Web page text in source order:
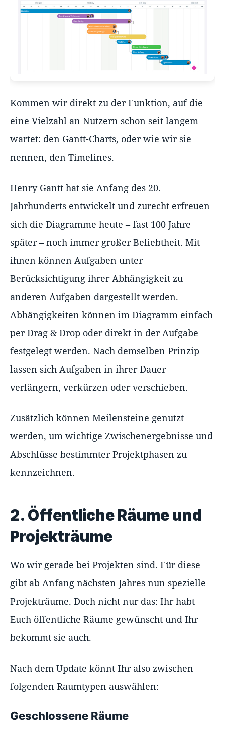
Kommen wir direkt zu der Funktion, auf die
eine Vielzahl an Nutzern schon seit langem
wartet: den Gantt-Charts, oder wie wir sie
nennen, den Timelines.
Henry Gantt hat sie Anfang des 20.
Jahrhunderts entwickelt und zurecht erfreuen
sich die Diagramme heute – fast 100 Jahre
später – noch immer großer Beliebtheit. Mit
ihnen können Aufgaben unter
Berücksichtigung ihrer Abhängigkeit zu
anderen Aufgaben dargestellt werden.
Abhängigkeiten können im Diagramm einfach
per Drag & Drop oder direkt in der Aufgabe
festgelegt werden. Nach demselben Prinzip
lassen sich Aufgaben in ihrer Dauer
verlängern, verkürzen oder verschieben.
Zusätzlich können Meilensteine genutzt
werden, um wichtige Zwischenergebnisse und
Abschlüsse bestimmter Projektphasen zu
kennzeichnen.
2. Öffentliche Räume und
Projekträume
Wo wir gerade bei Projekten sind. Für diese
gibt ab Anfang nächsten Jahres nun spezielle
Projekträume. Doch nicht nur das: Ihr habt
Euch öffentliche Räume gewünscht und Ihr
bekommt sie auch.
Nach dem Update könnt Ihr also zwischen
folgenden Raumtypen auswählen:
Geschlossene Räume